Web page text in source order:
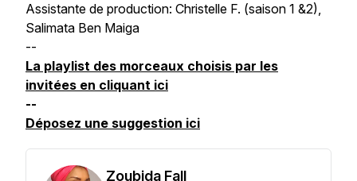
Assistante de production: Christelle F. (saison 1 &2),
Salimata Ben Maiga
--
La playlist des morceaux choisis par les
invitées en cliquant ici
--
Déposez une suggestion ici
Zoubida Fall